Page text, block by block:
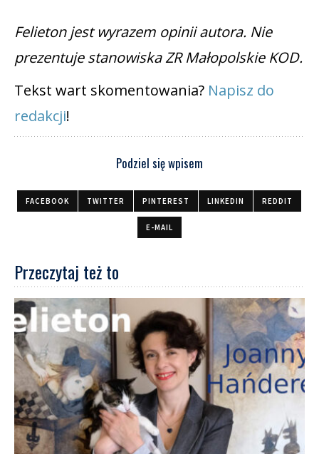
Felieton jest wyrazem opinii autora. Nie
prezentuje stanowiska ZR Małopolskie KOD.
Tekst wart skomentowania? Napisz do
redakcji!
Podziel się wpisem
FACEBOOK TWITTER PINTEREST LINKEDIN REDDIT
E-MAIL
Przeczytaj też to